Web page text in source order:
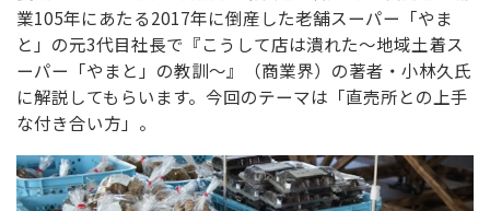
業105年にあたる2017年に倒産した老舗スーパー「やま
と」の元3代目社長で『こうして店は潰れた～地域土着ス
ーパー「やまと」の教訓～』（商業界）の著者・小林久氏
に解説してもらいます。今回のテーマは「直売所との上手
な付き合い方」。